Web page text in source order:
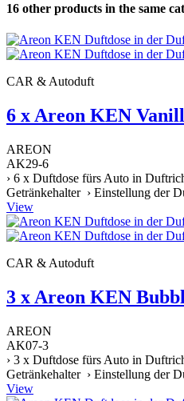
16 other products in the same
CAR & Autoduft
6 x Areon KEN
AREON
AK29-6
› 6 x Duftdose fürs Auto in
Getränkehalter › Einstellung der
View
CAR & Autoduft
3 x Areon KEN
AREON
AK07-3
› 3 x Duftdose fürs Auto in
Getränkehalter › Einstellung der
View